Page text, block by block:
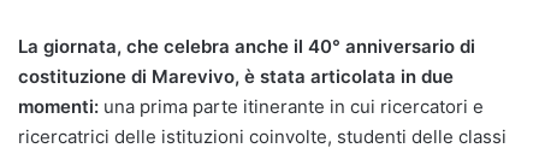
La giornata, che celebra anche il 40° anniversario di
costituzione di Marevivo, è stata articolata in due
momenti: una prima parte itinerante in cui ricercatori e
ricercatrici delle istituzioni coinvolte, studenti delle classi